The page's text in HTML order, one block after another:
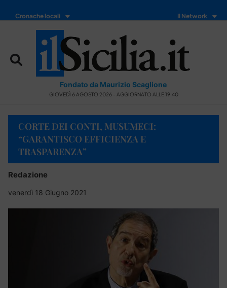
Cronache locali Il Network
Fondato da Maurizio Scaglione
GIOVEDÌ 6 AGOSTO 2026 - AGGIORNATO ALLE 19:40
CORTE DEI CONTI, MUSUMECI:
“GARANTISCO EFFICIENZA E
TRASPARENZA”
Redazione
venerdì 18 Giugno 2021